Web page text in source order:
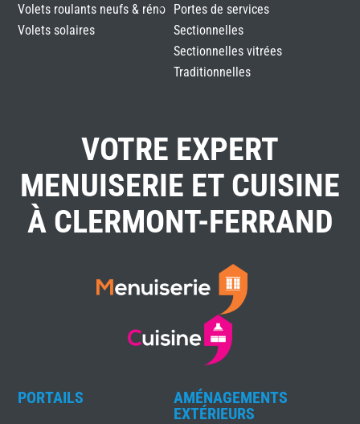
Volets roulants neufs & réno
Volets solaires
Portes de services
Sectionnelles
Sectionnelles vitrées
Traditionnelles
VOTRE EXPERT
MENUISERIE ET CUISINE
À CLERMONT-FERRAND
PORTAILS
AMÉNAGEMENTS
EXTÉRIEURS